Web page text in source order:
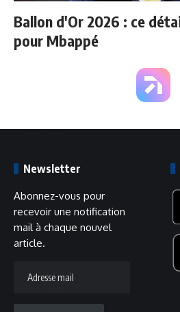
Ballon d'Or 2026 : ce
pour Mbappé
Newsletter
Abonnez-vous pour
recevoir une notification
mail à chaque nouvel
article.
mail